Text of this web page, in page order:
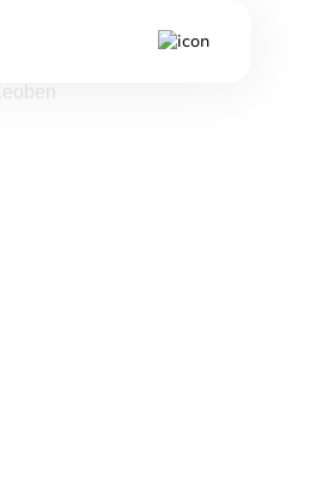
Леобене — Studentenheim
Leoben